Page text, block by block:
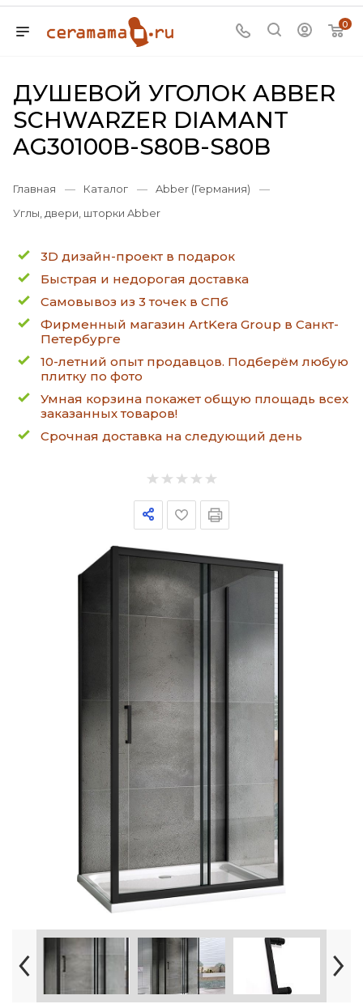
0
ДУШЕВОЙ УГОЛОК ABBER
SCHWARZER DIAMANT
AG30100B-S80B-S80B
Главная — Каталог — Abber (Германия)
—
Углы, двери, шторки Abber
3D дизайн-проект в подарок
Быстрая и недорогая доставка
Самовывоз из 3 точек в СПб
Фирменный магазин ArtKera Group в Санкт-
Петербурге
10-летний опыт продавцов. Подберём любую
плитку по фото
Умная корзина покажет общую площадь всех
заказанных товаров!
Срочная доставка на следующий день